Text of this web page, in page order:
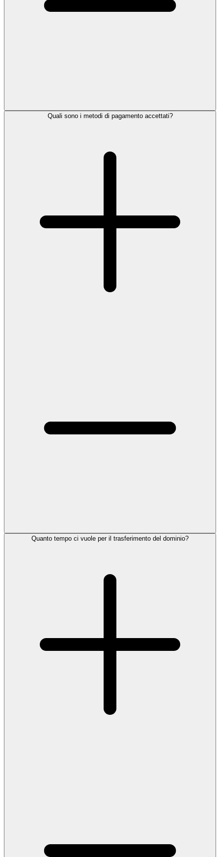
Quali sono i metodi di pagamento accettati?
Quanto tempo ci vuole per il trasferimento del dominio?